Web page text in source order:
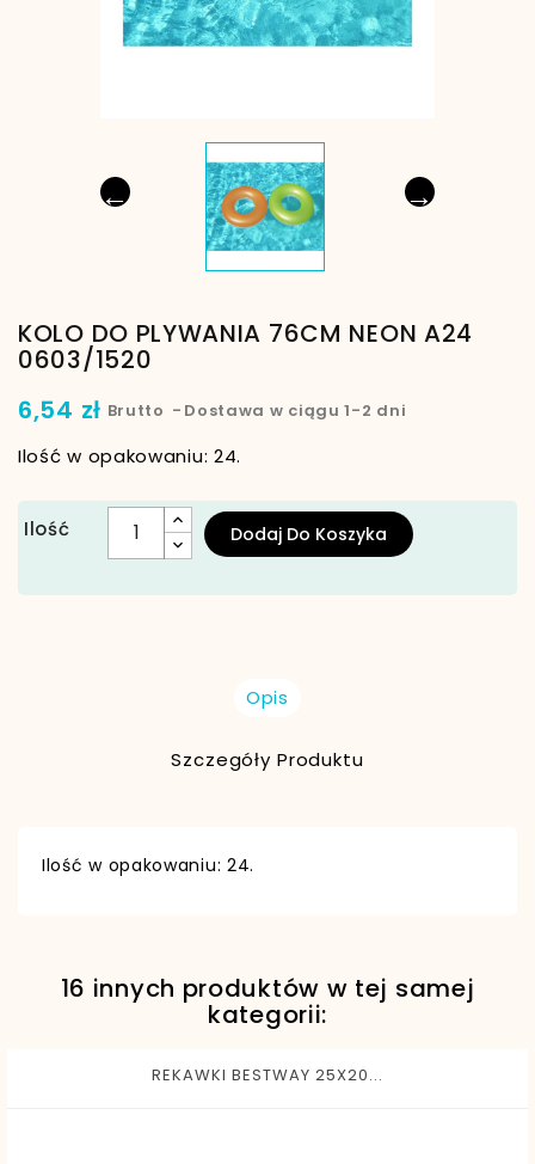
← →
KOLO DO PLYWANIA 76CM NEON A24
0603/1520
6,54 zł Brutto Dostawa w ciągu 1-2 dni
Ilość w opakowaniu: 24.
Ilość Dodaj Do Koszyka
Opis
Szczegóły Produktu
Ilość w opakowaniu: 24.
EAN13 6942138981520
16 innych produktów w tej samej
kategorii:
REKAWKI BESTWAY 25X20...